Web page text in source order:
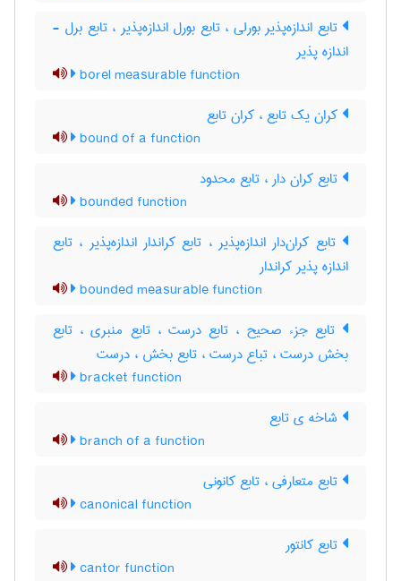
تابع اندازه‌پذیر بورلی ، تابع بورل اندازه‌پذیر ، تابع برل -
اندازه پذیر
borel measurable function
کران یک تابع ، کران تابع
bound of a function
تابع کران دار ، تابع محدود
bounded function
تابع کران‌دار اندازه‌پذیر ، تابع کراندار اندازه‌پذیر ، تابع
اندازه پذیر کراندار
bounded measurable function
تابع جزء صحیح ، تابع درست ، تابع منبری ، تابع
بخش درست ، تباع درست ، تابع بخش ، درست
bracket function
شاخه ی تابع
branch of a function
تابع متعارفی ، تابع کانونی
canonical function
تابع کانتور
cantor function